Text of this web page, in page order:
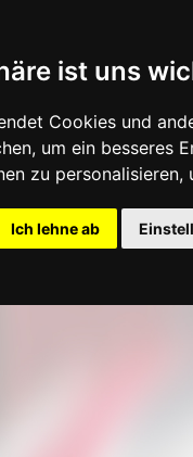
ist uns
Cookies und
, um ein besseres
zu personalisieren,
Ich lehne ab
Konfigurator